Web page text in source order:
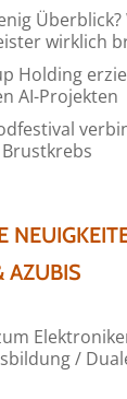
Überblick?
wirklich
Holding
AI-Projekten
AZUBIS
/